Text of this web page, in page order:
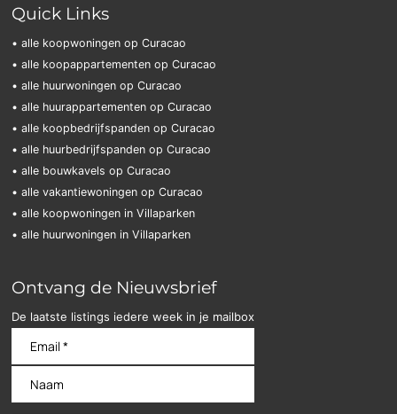
Quick Links
• alle koopwoningen op Curacao
• alle koopappartementen op Curacao
• alle huurwoningen op Curacao
• alle huurappartementen op Curacao
• alle koopbedrijfspanden op Curacao
• alle huurbedrijfspanden op Curacao
• alle bouwkavels op Curacao
• alle vakantiewoningen op Curacao
• alle koopwoningen in Villaparken
• alle huurwoningen in Villaparken
Ontvang de Nieuwsbrief
De laatste listings iedere week in je mailbox